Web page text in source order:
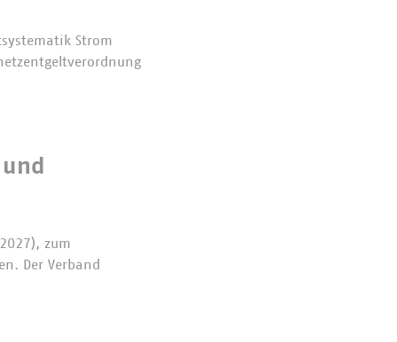
Strom
zum
Der Verband